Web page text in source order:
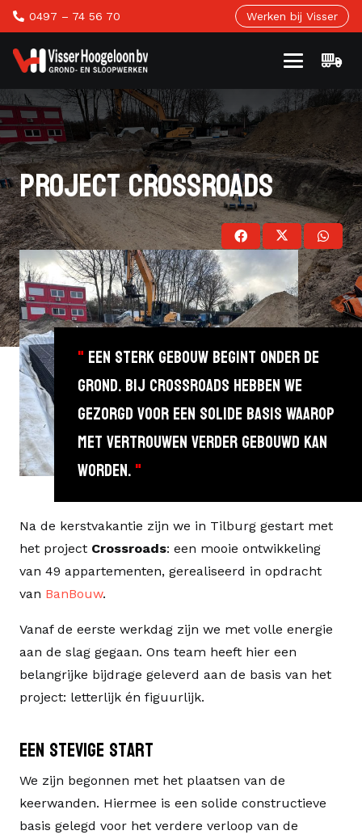
0497 – 74 56 70 Werken bij Visser
PROJECT CROSSROADS
"EEN STERK GEBOUW BEGINT ONDER DE
GROND. BIJ CROSSROADS HEBBEN WE
GEZORGD VOOR EEN SOLIDE BASIS WAAROP
MET VERTROUWEN VERDER GEBOUWD KAN
WORDEN."
Na de kerstvakantie zijn we in Tilburg gestart met
het project Crossroads: een mooie ontwikkeling
van 49 appartementen, gerealiseerd in opdracht
van BanBouw.
Vanaf de eerste werkdag zijn we met volle energie
aan de slag gegaan. Ons team heeft hier een
belangrijke bijdrage geleverd aan de basis van het
project: letterlijk én figuurlijk.
Een stevige start
We zijn begonnen met het plaatsen van de
keerwanden. Hiermee is een solide constructieve
basis gelegd voor het verdere verloop van de